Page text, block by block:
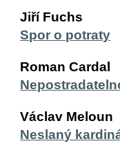
Jiří Fuchs
Spor o potraty
Roman Cardal
Václav Meloun
Neslaný